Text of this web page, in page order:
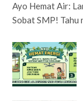
Ayo Hemat Air:
Sobat SMP! Tahu